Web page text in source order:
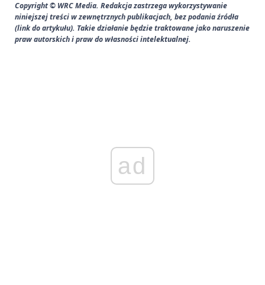
Copyright © WRC Media. Redakcja zastrzega wykorzystywanie
niniejszej treści w zewnętrznych publikacjach, bez podania źródła
(link do artykułu). Takie działanie będzie traktowane jako naruszenie
praw autorskich i praw do własności intelektualnej.
ad